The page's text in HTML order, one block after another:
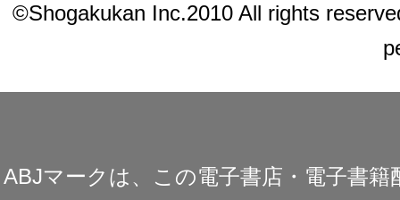
©Shogakukan Inc.2010 All rights
ABJマークは、この電子書店・電子書